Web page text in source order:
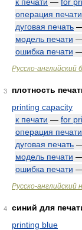
операция печати
дуговая печать
модель печати
ошибка печати
Русско-английский
3
плотность
printing capacity
к печати — for
операция печати
дуговая печать
модель печати
ошибка печати
Русско-английский
4
синий для
printing blue